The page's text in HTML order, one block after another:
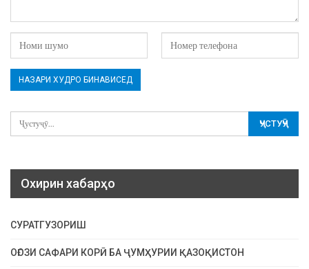
Охирин хабарҳо
СУРАТГУЗОРИШ
ОҒОЗИ САФАРИ КОРӢ БА ҶУМҲУРИИ ҚАЗОҚИСТОН